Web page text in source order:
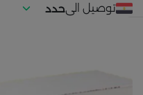
توصيل الىحدد